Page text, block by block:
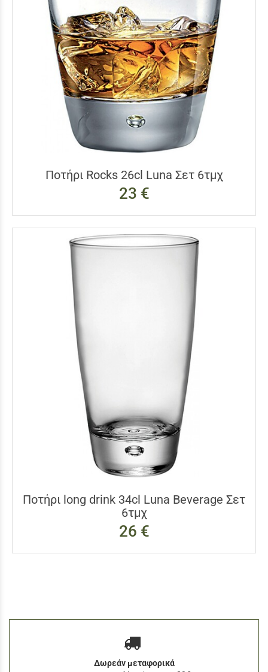
Ποτήρι Rocks 26cl Luna Σετ 6τμχ
23 €
Ποτήρι long drink 34cl Luna Beverage Σετ
6τμχ
26 €
Δωρεάν μεταφορικά